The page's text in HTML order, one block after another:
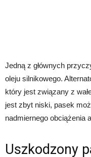
Jedną z głównych
oleju silnikowego.
który jest związany z
jest zbyt niski, pasek
nadmiernego obciążenia
Uszkodzony